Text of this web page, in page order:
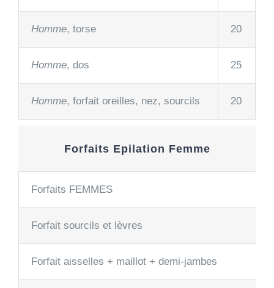
Homme, torse 20
Homme, dos 25
Homme, forfait oreilles, nez, sourcils 20
Forfaits Epilation Femme
Forfaits FEMMES
Forfait sourcils et lèvres
Forfait aisselles + maillot + demi-jambes